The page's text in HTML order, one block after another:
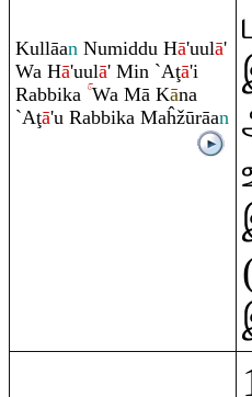
Kullāan Numiddu Hā'uulā'
Wa Hā'uulā' Min `Aţā'i
Rabbika Wa Mā Kāna
`Aţā'u Rabbika Maĥžūrāan